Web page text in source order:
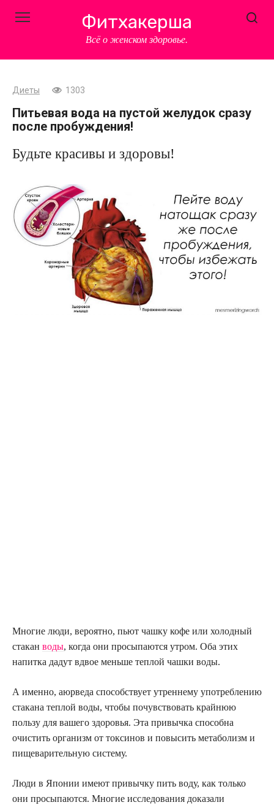
Фитхакерша
Всё о женском здоровье.
Диеты 1303
Питьевая вода на пустой желудок сразу
после пробуждения!
Будьте красивы и здоровы!
Многие люди, вероятно, пьют чашку кофе или холодный
стакан воды, когда они просыпаются утром. Оба этих
напитка дадут вдвое меньше теплой чашки воды.
А именно, аюрведа способствует утреннему употреблению
стакана теплой воды, чтобы почувствовать крайнюю
пользу для вашего здоровья. Эта привычка способна
очистить организм от токсинов и повысить метаболизм и
пищеварительную систему.
Люди в Японии имеют привычку пить воду, как только
они просыпаются. Многие исследования доказали